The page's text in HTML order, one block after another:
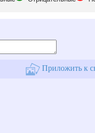
Приложить к